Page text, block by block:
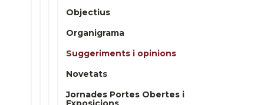
Objectius
Organigrama
Suggeriments i opinions
Novetats
Jornades Portes Obertes i